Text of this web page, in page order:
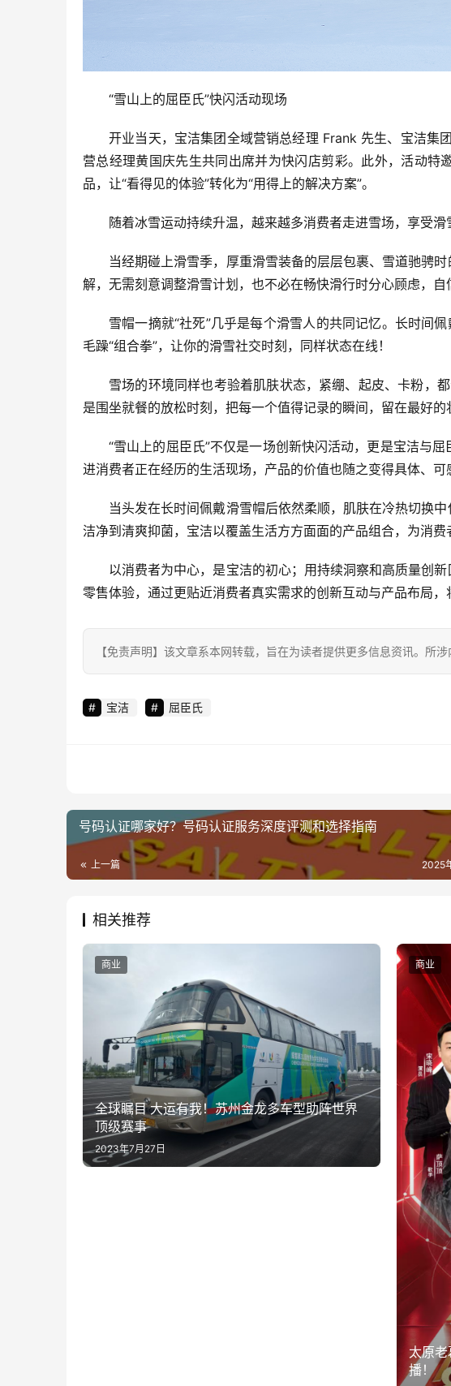
“雪山上的屈臣氏”快闪活动现场
开业当天，宝洁集团全域营销总经理 Frank 先生、宝洁
营总经理黄国庆先生共同出席并为快闪店剪彩。此外，活动特
品，让“看得见的体验”转化为“用得上的解决方案”。
随着冰雪运动持续升温，越来越多消费者走进雪场，享受
当经期碰上滑雪季，厚重滑雪装备的层层包裹、雪道驰骋
解，无需刻意调整滑雪计划，也不必在畅快滑行时分心顾虑，自
雪帽一摘就“社死”几乎是每个滑雪人的共同记忆。长时间
毛躁“组合拳”，让你的滑雪社交时刻，同样状态在线！
雪场的环境同样也考验着肌肤状态，紧绷、起皮、卡粉，
是围坐就餐的放松时刻，把每一个值得记录的瞬间，留在最好的
“雪山上的屈臣氏”不仅是一场创新快闪活动，更是宝洁与
进消费者正在经历的生活现场，产品的价值也随之变得具体、可
当头发在长时间佩戴滑雪帽后依然柔顺，肌肤在冷热切换
洁净到清爽抑菌，宝洁以覆盖生活方方面面的产品组合，为消
以消费者为中心，是宝洁的初心；用持续洞察和高质量创
零售体验，通过更贴近消费者真实需求的创新互动与产品布局
【免责声明】该文章系本网转载，旨在为读者提供更多信息资讯。所
宝洁 屈臣氏
号码认证哪家好？号码认证服务深度评测和选择指南
上一篇 2025
相关推荐
全球瞩目 大运有我！苏州金龙多车型助阵世界
顶级赛事
2023年7月27日
商业
太原
播！
商业